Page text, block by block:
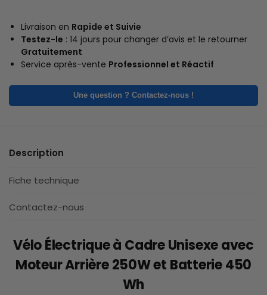
Livraison en Rapide et Suivie
Testez-le : 14 jours pour changer d’avis et le retourner
Gratuitement
Service après-vente Professionnel et Réactif
Une question ? Contactez-nous !
Description
Fiche technique
Contactez-nous
Vélo Électrique à Cadre Unisexe avec
Moteur Arrière 250W et Batterie 450
Wh